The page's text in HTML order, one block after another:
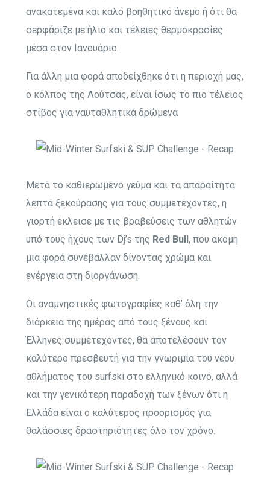
ανακατεμένα και καλό βοηθητικό άνεμο ή ότι θα
σερφάριζε με ήλιο και τέλειες θερμοκρασίες
μέσα στον Ιανουάριο.
Για άλλη μια φορά αποδείχθηκε ότι η περιοχή μας,
ο κόλπος της Λούτσας, είναι ίσως το πιο τέλειος
στίβος για ναυταθλητικά δρώμενα
Μετά το καθιερωμένο γεύμα και τα απαραίτητα
λεπτά ξεκούρασης για τους συμμετέχοντες, η
γιορτή έκλεισε με τις βραβεύσεις των αθλητών
υπό τους ήχους των Dj’s της Red Bull, που ακόμη
μια φορά συνέβαλλαν δίνοντας χρώμα και
ενέργεια στη διοργάνωση.
Οι αναμνηστικές φωτογραφίες καθ’ όλη την
διάρκεια της ημέρας από τους ξένους και
Έλληνες συμμετέχοντες, θα αποτελέσουν τον
καλύτερο πρεσβευτή για την γνωριμία του νέου
αθλήματος του surfski στο ελληνικό κοινό, αλλά
και την γενικότερη παραδοχή των ξένων ότι η
Ελλάδα είναι ο καλύτερος προορισμός για
θαλάσσιες δραστηριότητες όλο τον χρόνο.